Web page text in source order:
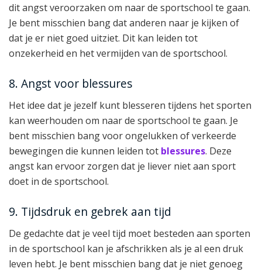
dit angst veroorzaken om naar de sportschool te gaan.
Je bent misschien bang dat anderen naar je kijken of
dat je er niet goed uitziet. Dit kan leiden tot
onzekerheid en het vermijden van de sportschool.
8. Angst voor blessures
Het idee dat je jezelf kunt blesseren tijdens het sporten
kan weerhouden om naar de sportschool te gaan. Je
bent misschien bang voor ongelukken of verkeerde
bewegingen die kunnen leiden tot blessures. Deze
angst kan ervoor zorgen dat je liever niet aan sport
doet in de sportschool.
9. Tijdsdruk en gebrek aan tijd
De gedachte dat je veel tijd moet besteden aan sporten
in de sportschool kan je afschrikken als je al een druk
leven hebt. Je bent misschien bang dat je niet genoeg